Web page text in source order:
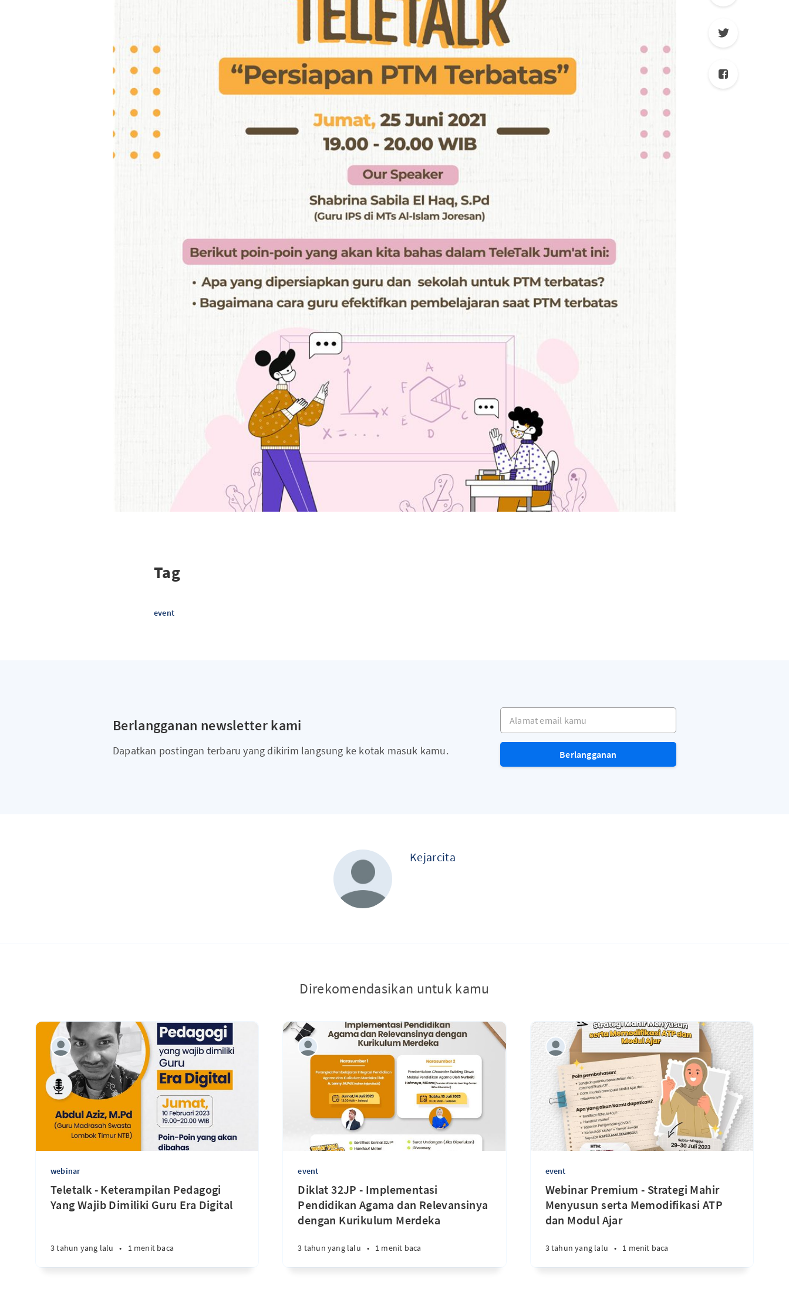
Tag
event
Berlangganan newsletter kami
Dapatkan postingan terbaru yang dikirim langsung ke kotak masuk kamu.
Alamat email kamu
Berlangganan
Kejarcita
Direkomendasikan untuk kamu
webinar
Teletalk - Keterampilan Pedagogi
Yang Wajib Dimiliki Guru Era Digital
3 tahun yang lalu • 1 menit baca
event
Diklat 32JP - Implementasi
Pendidikan Agama dan Relevansinya
dengan Kurikulum Merdeka
3 tahun yang lalu • 1 menit baca
event
Webinar Premium - Strategi Mahir
Menyusun serta Memodifikasi ATP
dan Modul Ajar
3 tahun yang lalu • 1 menit baca